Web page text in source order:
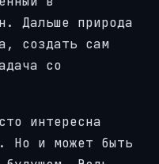
Дальше природа
создать сам
со
интересна
Но и может быть